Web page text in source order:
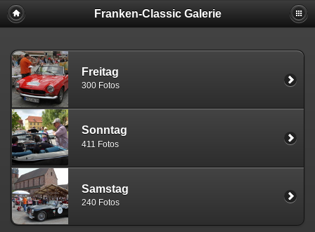
Franken-Classic Galerie
Freitag
300 Fotos
Sonntag
411 Fotos
Samstag
240 Fotos